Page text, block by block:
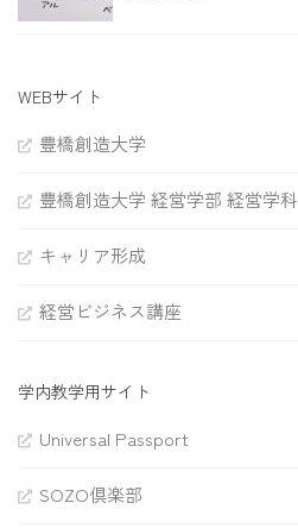
WEBサイト
豊橋創造大学
豊橋創造大学 経営学部 経営学科
キャリア形成
経営ビジネス講座
学内教学用サイト
Universal Passport
SOZO倶楽部